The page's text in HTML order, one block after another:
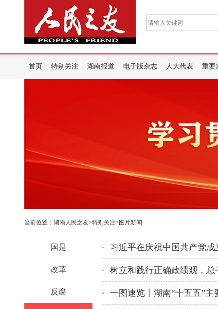
首页 特别关注 湖南报道 电子版杂志 人大代表 重要
当前位置： 湖南人民之友>特别关注>图片新闻
国是
改革
反腐
树立和践行正确政绩观，
一图速览丨湖南“十五五”